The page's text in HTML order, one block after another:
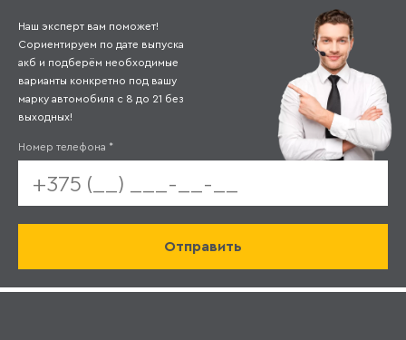
Наш эксперт вам поможет!
Сориентируем по дате выпуска
акб и подберём необходимые
варианты конкретно под вашу
марку автомобиля с 8 до 21 без
выходных!
Номер телефона *